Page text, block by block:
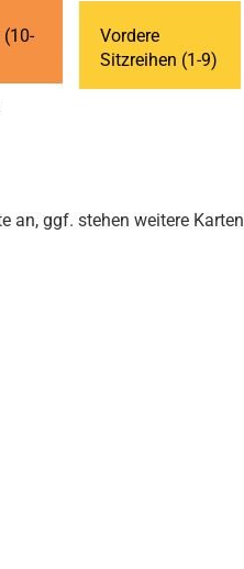
Vordere
Sitzreihen (1-9)
an, ggf. stehen weitere Karten